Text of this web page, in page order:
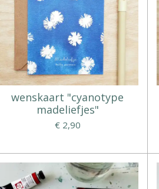
wenskaart "cyanotype
madeliefjes"
€ 2,90